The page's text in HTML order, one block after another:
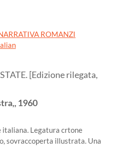
ROMANZI
[Edizione rilegata,
1960
italiana. Legatura crtone
sovraccoperta illustrata. Una